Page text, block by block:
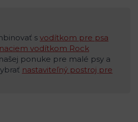
s vodítkom pre psa
vodítkom Rock
ponuke pre malé psy a
nastaviteľný postroj pre